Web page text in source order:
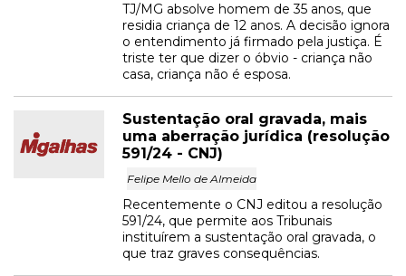
TJ/MG absolve homem de 35 anos, que
residia criança de 12 anos. A decisão ignora
o entendimento já firmado pela justiça. É
triste ter que dizer o óbvio - criança não
casa, criança não é esposa.
Sustentação oral gravada, mais
uma aberração jurídica (resolução
591/24 - CNJ)
Felipe Mello de Almeida
Recentemente o CNJ editou a resolução
591/24, que permite aos Tribunais
instituírem a sustentação oral gravada, o
que traz graves consequências.